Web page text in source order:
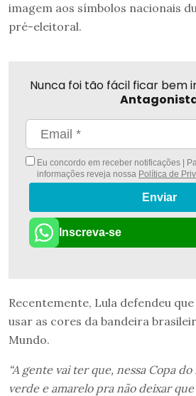
imagem aos símbolos nacionais
pré-eleitoral.
Nunca foi tão fácil ficar bem
Eu concordo em receber notificações |
informações reveja nossa Política de
Enviar
Inscreva-se
Recentemente, Lula defendeu
usar as cores da bandeira
Mundo.
“A gente vai ter que, nessa Copa
verde e amarelo pra não deixar